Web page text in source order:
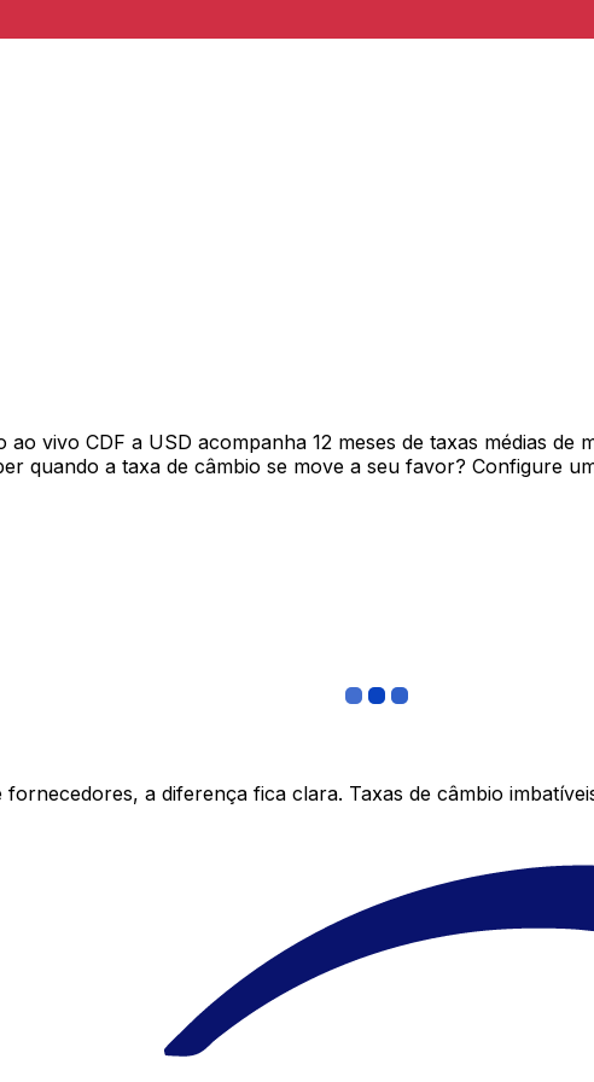
vivo CDF a USD acompanha 12 meses de taxas médias
quando a taxa de câmbio se move a seu favor? Configure
a diferença fica clara. Taxas de câmbio